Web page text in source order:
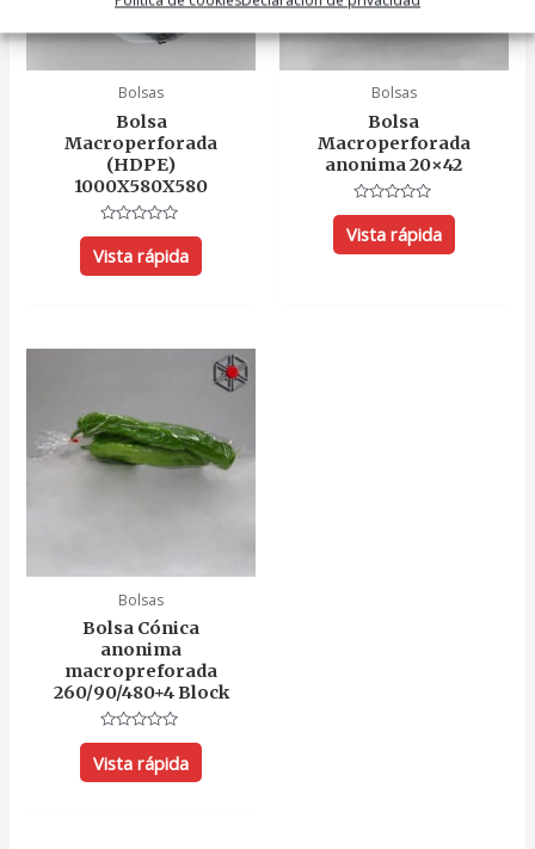
Bolsas
Bolsa
Macroperforada
(HDPE)
1000X580X580
Valorado
con
0
de
Vista rápida
Bolsas
Bolsa
Macroperforada
anonima 20×42
Valorado
con
0
de
Vista rápida
Bolsas
Bolsa Cónica
anonima
macropreforada
260/90/480+4 Block
Valorado
con
0
de
Vista rápida